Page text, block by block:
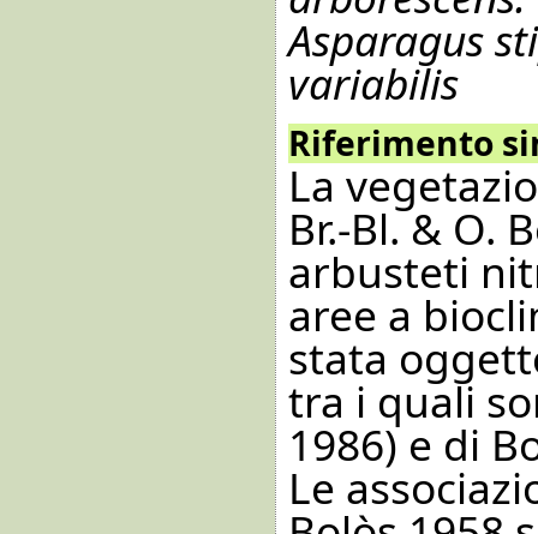
Asparagus
variabilis
Riferimento
La
Br.-Bl. & O.
arbusteti
aree a
stata
tra i quali
1986) e di
Le